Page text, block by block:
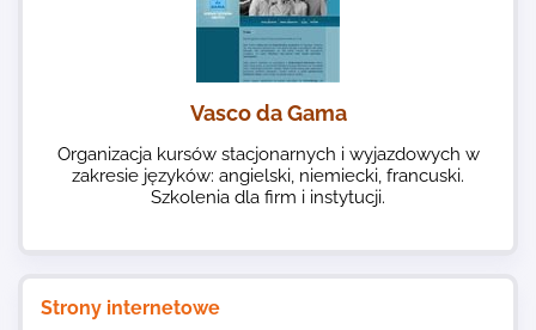
Strony internetowe
Vasco da Gama
Organizacja kursów stacjonarnych i wyjazdowych w
zakresie języków: angielski, niemiecki, francuski.
Szkolenia dla firm i instytucji.